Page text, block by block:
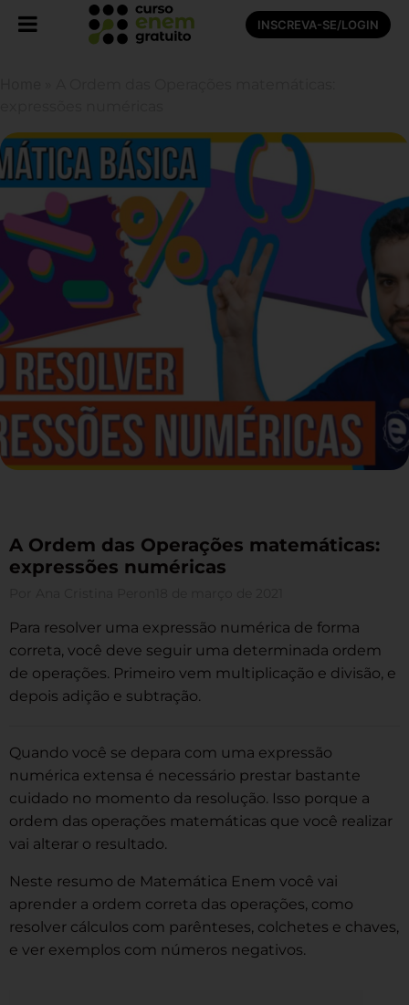
INSCREVA-SE/LOGIN
A Ordem das Operações matemáticas:
expressões numéricas
Para resolver uma expressão numérica de forma
correta, você deve seguir uma determinada ordem
de operações. Primeiro vem multiplicação e divisão, e
depois adição e subtração.
Quando você se depara com uma expressão
numérica extensa é necessário prestar bastante
cuidado no momento da resolução. Isso porque a
ordem das operações matemáticas que você realizar
vai alterar o resultado.
Neste resumo de Matemática Enem você vai
aprender a ordem correta das operações, como
resolver cálculos com parênteses, colchetes e chaves,
e ver exemplos com números negativos.